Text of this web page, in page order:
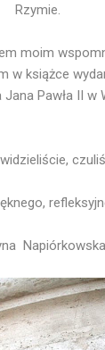
Rzymie.
moim
w książce
Pawła II w
Napiórkowska